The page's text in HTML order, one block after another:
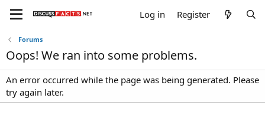
Log in Register
Forums
Oops! We ran into some problems.
An error occurred while the page was being generated. Please
try again later.